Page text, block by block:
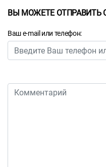
ВЫ МОЖЕТЕ ОТПРАВИТЬ
Ваш e-mail или телефон: